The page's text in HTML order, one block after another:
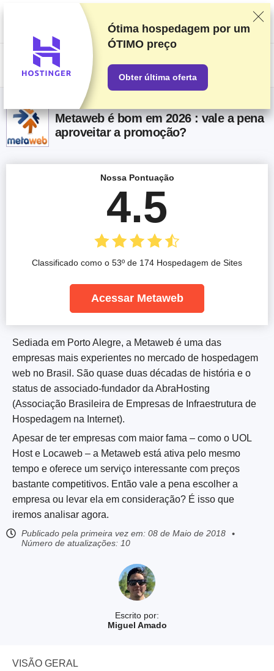
Classificamos os fornecedores com base em testes e pesquisas
rigorosos, mas também levamos em consideração seu feedback e
nossos acordos comerciais com provedores. Esta página contém links
de afiliados.
Divulgação de Publicidade
US$
Metaweb é bom em 2026 : vale a pena
aproveitar a promoção?
Escrito por:
Miguel Amado
Sediada em Porto Alegre, a Metaweb é uma das
empresas mais experientes no mercado de hospedagem
web no Brasil. São quase duas décadas de história e o
status de associado-fundador da AbraHosting
(Associação Brasileira de Empresas de Infraestrutura de
Hospedagem na Internet).
Apesar de ter empresas com maior fama – como o UOL
Host e Locaweb – a Metaweb está ativa pelo mesmo
tempo e oferece um serviço interessante com preços
bastante competitivos. Então vale a pena escolher a
empresa ou levar ela em consideração? É isso que
iremos analisar agora.
Publicado pela primeira vez em: 08 de Maio de 2018
Número de atualizações: 10
Nossa Pontuação
4.5
Classificado como o 53º de 174 Hospedagem de Sites
Acessar Metaweb
VISÃO GERAL
Ótima hospedagem por um
ÓTIMO preço
Obter última oferta